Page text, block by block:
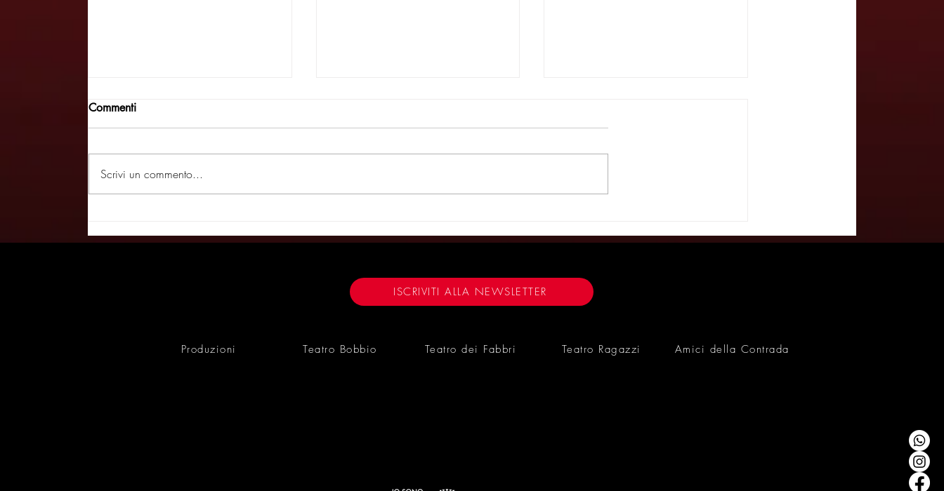
oscuro di una famiglia
Teatro Gioiello da domani a
alla Contrada: Vanessa
TRIESTE CAFÈ 18/2/25
Commenti
Scrivi un commento...
ISCRIVITI ALLA NEWSLETTER
Produzioni Teatro Bobbio Teatro dei Fabbri Teatro Ragazzi Amici della Contrada